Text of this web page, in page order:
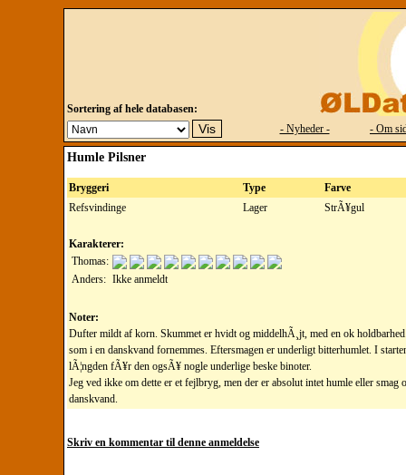
Sortering af hele databasen:
- Nyheder -
- Om
Humle Pilsner
Bryggeri Type
Farve
Refsvindinge
Lager StrÃ¥gul
Karakterer:
Thomas:
Anders: Ikke anmeldt
Noter:
Dufter mildt af korn. Skummet er hvidt og middelhÃ¸jt, med en ok
som i en danskvand fornemmes. Eftersmagen er underligt bitterhumlet. I
lÃ¦ngden fÃ¥r den ogsÃ¥ nogle underlige beske binoter.
Jeg ved ikke om dette er et fejlbryg, men der er absolut intet humle eller
danskvand.
Skriv en kommentar til denne anmeldelse